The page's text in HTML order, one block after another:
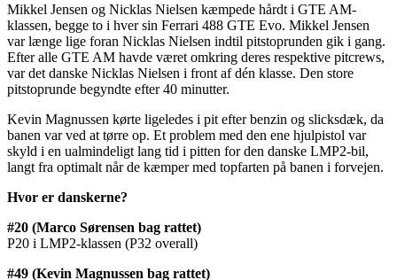
Mikkel Jensen og Nicklas Nielsen kæmpede hårdt i GTE AM-
klassen, begge to i hver sin Ferrari 488 GTE Evo. Mikkel Jensen
var længe lige foran Nicklas Nielsen indtil pitstoprunden gik i gang.
Efter alle GTE AM havde været omkring deres respektive pitcrews,
var det danske Nicklas Nielsen i front af dén klasse. Den store
pitstoprunde begyndte efter 40 minutter.
Kevin Magnussen kørte ligeledes i pit efter benzin og slicksdæk, da
banen var ved at tørre op. Et problem med den ene hjulpistol var
skyld i en ualmindeligt lang tid i pitten for den danske LMP2-bil,
langt fra optimalt når de kæmper med topfarten på banen i forvejen.
Hvor er danskerne?
#20 (Marco Sørensen bag rattet)
P20 i LMP2-klassen (P32 overall)
#49 (Kevin Magnussen bag rattet)